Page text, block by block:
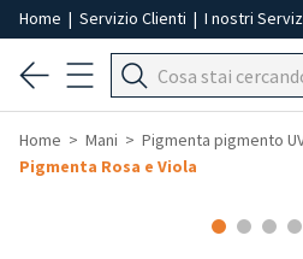
Home | Servizio Clienti | I nostri
Home Mani
Pigmenta pigmento
Pigmenta Rosa e Viola